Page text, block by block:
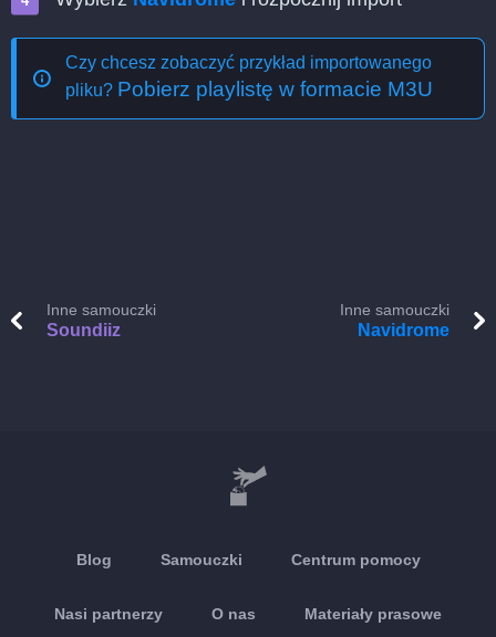
Czy chcesz zobaczyć przykład importowanego
pliku? Pobierz playlistę w formacie M3U
Inne samouczki
Soundiiz
Inne samouczki
Navidrome
Blog Samouczki Centrum pomocy
Nasi partnerzy O nas Materiały prasowe